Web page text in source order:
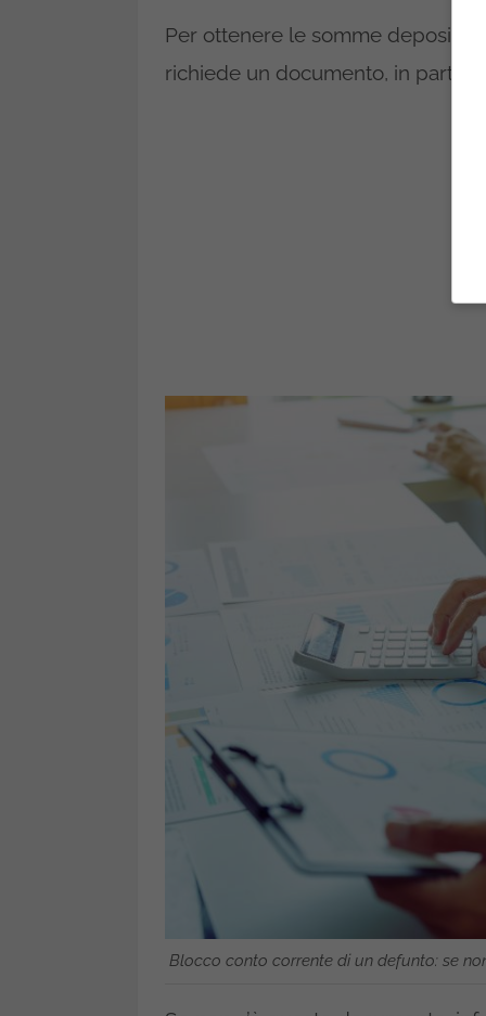
Per ottenere le somme
richiede un documento, in
Blocco conto corrente di un defunto: se